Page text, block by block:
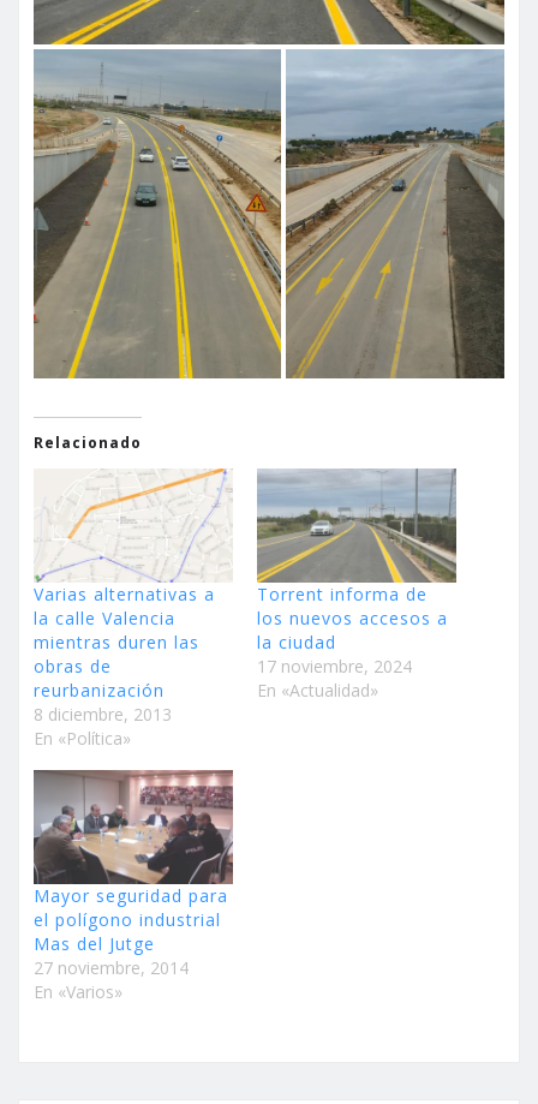
Relacionado
Varias alternativas a
la calle Valencia
mientras duren las
obras de
reurbanización
8 diciembre, 2013
En «Política»
Torrent informa de
los nuevos accesos a
la ciudad
17 noviembre, 2024
En «Actualidad»
Mayor seguridad para
el polígono industrial
Mas del Jutge
27 noviembre, 2014
En «Varios»